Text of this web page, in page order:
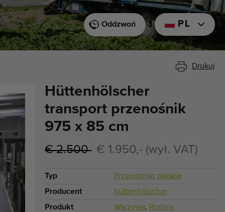
PL
Oddzwoń
Drukuj
Hüttenhölscher
transport przenośnik
975 x 85 cm
€ 2.500 € 1.950,- (wył. VAT)
Typ
Przenośniki płaskie
Producent
hüttenhölscher
Produkt
Warzywa, Rośliny